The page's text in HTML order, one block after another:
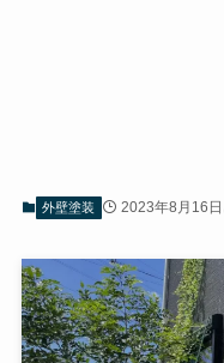
外壁塗装 2023年8月16日